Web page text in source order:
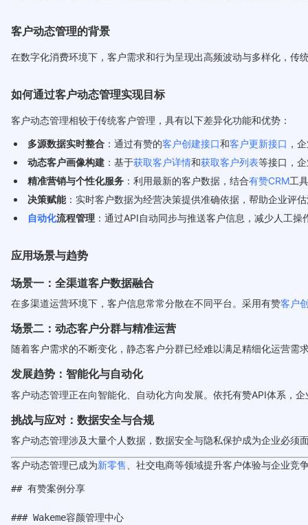
客户动态管理的背景
在数字化消费环境下，客户需求和行为呈现出高频波动与多样化，传
如何通过客户动态管理实现目标
客户动态管理相较于传统客户管理，具有以下差异化功能和优势：
多源数据实时整合 ：通过有赞的客户创建接口和客户更新接口 ，
动态客户画像构建 ：基于获取客户详情和获取客户列表等接口，
精准营销与个性化服务 ：利用最新的客户数据，结合有赞CRM工
决策赋能：实时客户数据为经营决策提供准确依据，帮助企业评
自动化流程管理 ：通过API自动同步与推送客户信息，减少人工
应用场景与趋势
场景一：全渠道客户数据融合
在多渠道运营环境下，客户信息常常分散在不同平台。采用有赞客户
场景二：动态客户分群与精准运营
随着客户需求的不断变化，静态客户分群已经难以满足精细化运营需
发展趋势：智能化与自动化
客户动态管理正在向智能化、自动化方向发展。依托有赞API体系，
挑战与应对：数据安全与合规
客户动态管理涉及大量个人数据，数据安全与隐私保护成为企业必
客户动态管理已成为新零售 、社交电商等领域提升客户体验与企业
## 有赞案例分享
### Wakeme容颜管理中心